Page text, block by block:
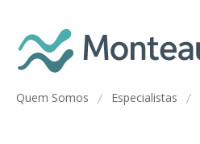
Quem Somos / Especialistas /